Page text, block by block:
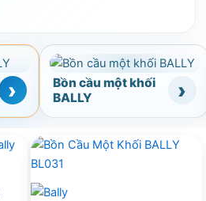
Bồn cầu một khối
BALLY